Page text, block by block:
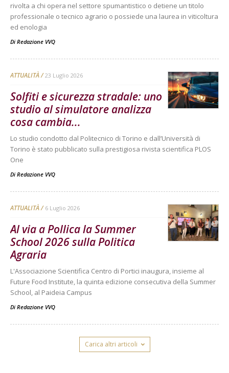
rivolta a chi opera nel settore spumantistico o detiene un titolo
professionale o tecnico agrario o possiede una laurea in viticoltura
ed enologia
Di Redazione VVQ
ATTUALITÀ 23 Luglio 2026
Solfiti e sicurezza stradale: uno
studio al simulatore analizza
cosa cambia...
Lo studio condotto dal Politecnico di Torino e dall’Università di
Torino è stato pubblicato sulla prestigiosa rivista scientifica PLOS
One
Di Redazione VVQ
ATTUALITÀ 6 Luglio 2026
Al via a Pollica la Summer
School 2026 sulla Politica
Agraria
L'Associazione Scientifica Centro di Portici inaugura, insieme al
Future Food Institute, la quinta edizione consecutiva della Summer
School, al Paideia Campus
Di Redazione VVQ
Carica altri articoli